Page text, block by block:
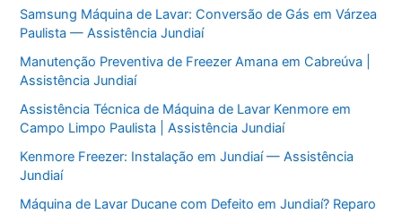
Samsung Máquina de Lavar: Conversão de Gás em Várzea
Paulista — Assistência Jundiaí
Manutenção Preventiva de Freezer Amana em Cabreúva |
Assistência Jundiaí
Assistência Técnica de Máquina de Lavar Kenmore em
Campo Limpo Paulista | Assistência Jundiaí
Kenmore Freezer: Instalação em Jundiaí — Assistência
Jundiaí
Máquina de Lavar Ducane com Defeito em Jundiaí? Reparo